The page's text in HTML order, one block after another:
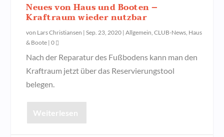
Neues von Haus und Booten –
Kraftraum wieder nutzbar
von Lars Christiansen |Sep. 23, 2020 |Allgemein,CLUB-News, Haus
& Boote |0
Nach der Reparatur des Fußbodens kann man den
Kraftraum jetzt über das Reservierungstool
belegen.
Weiterlesen